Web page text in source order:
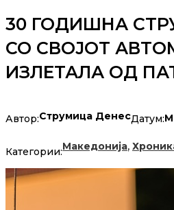
30 ГОДИШНА
СО СВОЈОТ
ИЗЛЕТАЛА ОД
Автор:Струмица ДенесДатум:
Категории:Македонија,